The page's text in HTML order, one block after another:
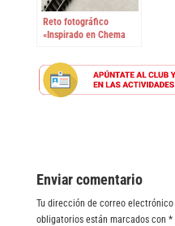
Reto fotográfico
«Inspirado en Chema
Enviar comentario
Tu dirección de correo
obligatorios están marcados con *